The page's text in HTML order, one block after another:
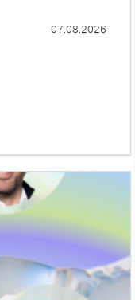
07.08.2026